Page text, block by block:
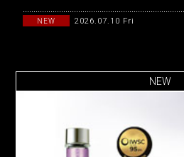
NEW 2026.07.10 Fri
NEW